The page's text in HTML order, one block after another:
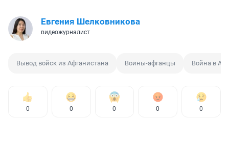
Евгения Шелковникова
видеожурналист
Вывод войск из Афганистана Воины-афганцы Война в
0 0 0 0 0